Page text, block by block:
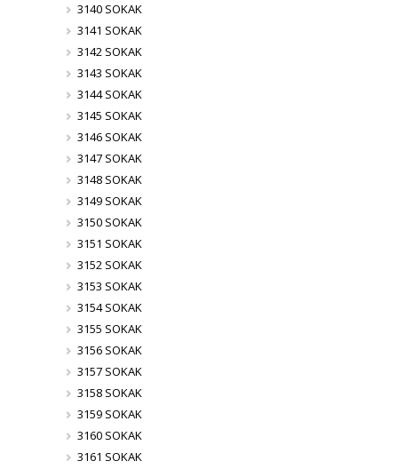
3140 SOKAK
3141 SOKAK
3142 SOKAK
3143 SOKAK
3144 SOKAK
3145 SOKAK
3146 SOKAK
3147 SOKAK
3148 SOKAK
3149 SOKAK
3150 SOKAK
3151 SOKAK
3152 SOKAK
3153 SOKAK
3154 SOKAK
3155 SOKAK
3156 SOKAK
3157 SOKAK
3158 SOKAK
3159 SOKAK
3160 SOKAK
3161 SOKAK